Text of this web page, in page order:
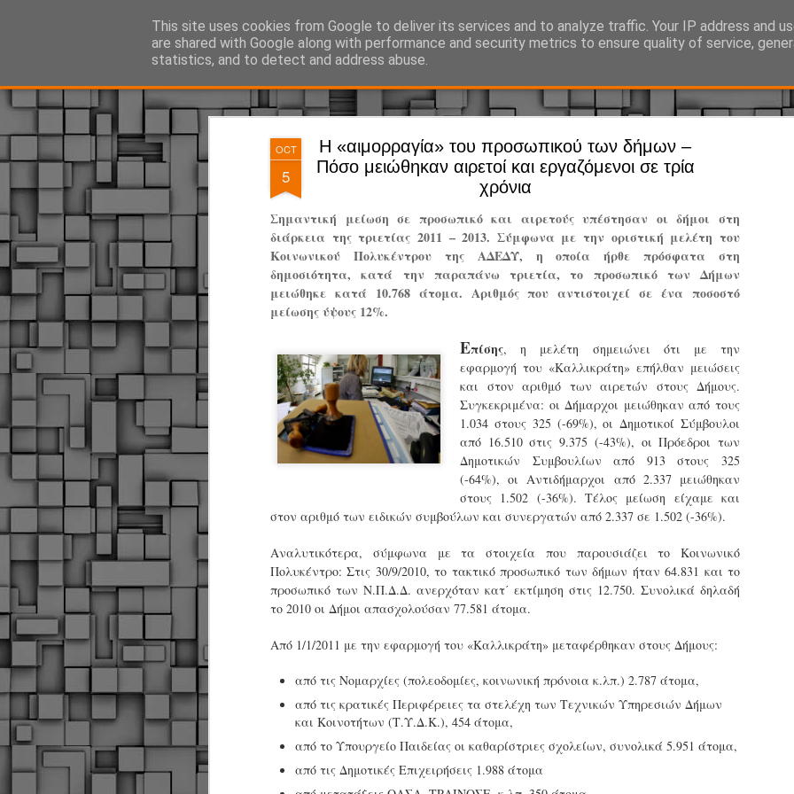
OCT
5
Η «αιμορραγία» του προσωπικού των δήμων –
Πόσο μειώθηκαν αιρετοί και εργαζόμενοι σε τρία
χρόνια
Σημαντική μείωση σε προσωπικό και αιρετούς υπέστησαν οι δήμοι στη
διάρκεια της τριετίας 2011 – 2013. Σύμφωνα με την οριστική μελέτη του
Κοινωνικού Πολυκέντρου της ΑΔΕΔΥ, η οποία ήρθε πρόσφατα στη
δημοσιότητα, κατά την παραπάνω τριετία, το προσωπικό των Δήμων
μειώθηκε κατά 10.768 άτομα. Αριθμός που αντιστοιχεί σε ένα ποσοστό
μείωσης ύψους 12%.
Επίσης, η μελέτη σημειώνει ότι με την
εφαρμογή του «Καλλικράτη» επήλθαν μειώσεις
και στον αριθμό των αιρετών στους Δήμους.
Συγκεκριμένα: οι Δήμαρχοι μειώθηκαν από τους
1.034 στους 325 (-69%), οι Δημοτικοί Σύμβουλοι
από 16.510 στις 9.375 (-43%), οι Πρόεδροι των
Δημοτικών Συμβουλίων από 913 στους 325
(-64%), οι Αντιδήμαρχοι από 2.337 μειώθηκαν
στους 1.502 (-36%). Τέλος μείωση είχαμε και
στον αριθμό των ειδικών συμβούλων και συνεργατών από 2.337 σε 1.502 (-36%).
Αναλυτικότερα, σύμφωνα με τα στοιχεία που παρουσιάζει το Κοινωνικό
Πολυκέντρο: Στις 30/9/2010, το τακτικό προσωπικό των δήμων ήταν 64.831 και το
προσωπικό των Ν.Π.Δ.Δ. ανερχόταν κατ΄ εκτίμηση στις 12.750. Συνολικά δηλαδή
το 2010 οι Δήμοι απασχολούσαν 77.581 άτομα.
Από 1/1/2011 με την εφαρμογή του «Καλλικράτη» μεταφέρθηκαν στους Δήμους:
από τις Νομαρχίες (πολεοδομίες, κοινωνική πρόνοια κ.λπ.) 2.787 άτομα,
από τις κρατικές Περιφέρειες τα στελέχη των Τεχνικών Υπηρεσιών Δήμων
και Κοινοτήτων (Τ.Υ.Δ.Κ.), 454 άτομα,
από το Υπουργείο Παιδείας οι καθαρίστριες σχολείων, συνολικά 5.951 άτομα,
από τις Δημοτικές Επιχειρήσεις 1.988 άτομα
This site uses cookies from Google to deliver its services and to analyze traffic. Your IP address and
are shared with Google along with performance and security metrics to ensure quality of service,
statistics, and to detect and address abuse.
ΔΗΜΟΤΙΚΗ ΑΣΤΥΝΟΜΙΑ, τα νέα! Ό, τι συμβαίνει γύρω από τη Δημοτική Αστυνομία, την τοπική
JUL
29
Άργος -
Ξεκινά επίσημα η
Η Δημοτική Αστυνομία
παρουσία του Δήμου
χώρους.
Η νέα υπηρεσία θα
εκπαιδευμένους
ήδη ολοκληρώσει την
είναι έτοιμοι να
Στο πλαίσιο της
ολοκαίνουργια
τις περιπολίες και τις
στελεχών της υπηρεσίας.
JUN
Δήμος Κοζάνης :
Αναμνηστικά
JUN
Απολογισμός των
ελέγχων σε ιδιοκτήτες